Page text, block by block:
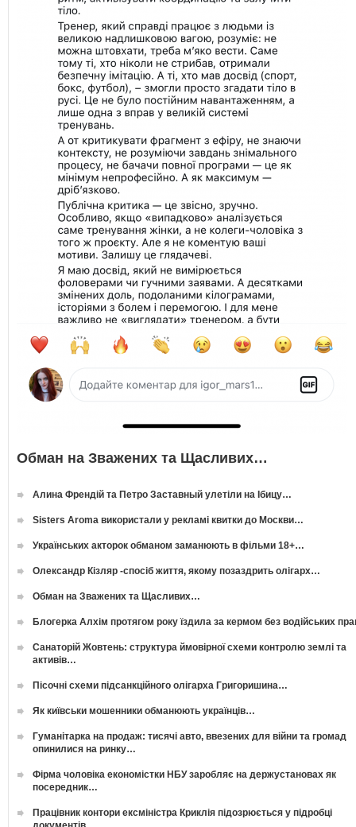
Обман на Зважених та Щасливих…
Алина Френдій та Петро Заставный улетіли на Ібицу…
Sisters Aroma використали у рекламі квитки до Москви…
Українських акторок обманом заманюють в фільми 18+…
Олександр Кізляр -спосіб життя, якому позаздрить олігарх…
Обман на Зважених та Щасливих…
Блогерка Алхім протягом року їздила за кермом без водійських
Санаторій Жовтень: структура ймовірної схеми контролю землі та
активів…
Пісочні схеми підсанкційного олігарха Григоришина…
Як київськи мошенники обманюють українців…
Гуманітарка на продаж: тисячі авто, ввезених для війни та громад
опинилися на ринку…
Фірма чоловіка економістки НБУ заробляє на держустановах як
посередник…
Працівник контори ексміністра Криклія підозрюється у підробці